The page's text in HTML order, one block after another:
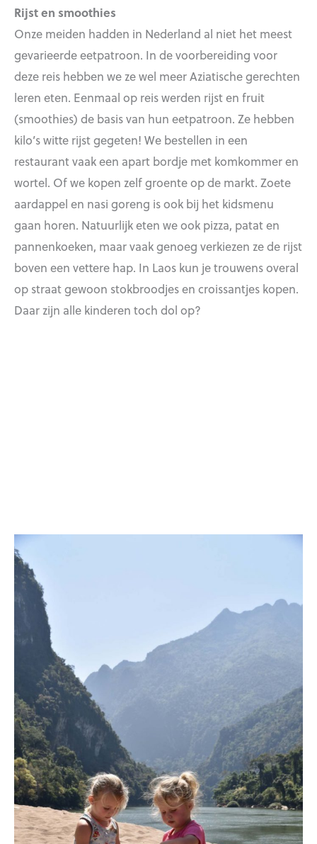
Rijst en smoothies
Onze meiden hadden in Nederland al niet het meest
gevarieerde eetpatroon. In de voorbereiding voor
deze reis hebben we ze wel meer Aziatische gerechten
leren eten. Eenmaal op reis werden rijst en fruit
(smoothies) de basis van hun eetpatroon. Ze hebben
kilo’s witte rijst gegeten! We bestellen in een
restaurant vaak een apart bordje met komkommer en
wortel. Of we kopen zelf groente op de markt. Zoete
aardappel en nasi goreng is ook bij het kidsmenu
gaan horen. Natuurlijk eten we ook pizza, patat en
pannenkoeken, maar vaak genoeg verkiezen ze de rijst
boven een vettere hap. In Laos kun je trouwens overal
op straat gewoon stokbroodjes en croissantjes kopen.
Daar zijn alle kinderen toch dol op?